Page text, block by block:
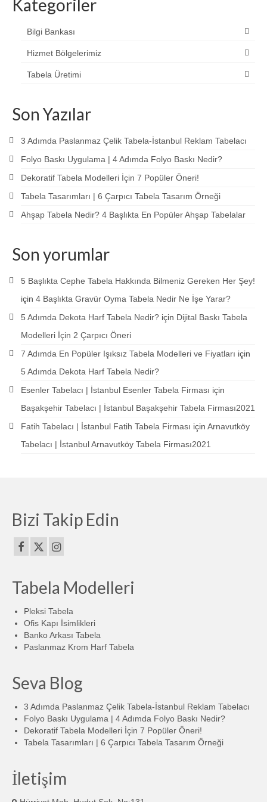
Kategoriler
Bilgi Bankası
Hizmet Bölgelerimiz
Tabela Üretimi
Son Yazılar
3 Adımda Paslanmaz Çelik Tabela-İstanbul Reklam Tabelacı
Folyo Baskı Uygulama | 4 Adımda Folyo Baskı Nedir?
Dekoratif Tabela Modelleri İçin 7 Popüler Öneri!
Tabela Tasarımları | 6 Çarpıcı Tabela Tasarım Örneği
Ahşap Tabela Nedir? 4 Başlıkta En Popüler Ahşap Tabelalar
Son yorumlar
5 Başlıkta Cephe Tabela Hakkında Bilmeniz Gereken Her Şey!
için 4 Başlıkta Gravür Oyma Tabela Nedir Ne İşe Yarar?
5 Adımda Dekota Harf Tabela Nedir? için Dijital Baskı Tabela
Modelleri İçin 2 Çarpıcı Öneri
7 Adımda En Popüler Işıksız Tabela Modelleri ve Fiyatları için
5 Adımda Dekota Harf Tabela Nedir?
Esenler Tabelacı | İstanbul Esenler Tabela Firması için
Başakşehir Tabelacı | İstanbul Başakşehir Tabela Firması2021
Fatih Tabelacı | İstanbul Fatih Tabela Firması için Arnavutköy
Tabelacı | İstanbul Arnavutköy Tabela Firması2021
Bizi Takip Edin
Tabela Modelleri
Pleksi Tabela
Ofis Kapı İsimlikleri
Banko Arkası Tabela
Paslanmaz Krom Harf Tabela
Seva Blog
3 Adımda Paslanmaz Çelik Tabela-İstanbul Reklam Tabelacı
Folyo Baskı Uygulama | 4 Adımda Folyo Baskı Nedir?
Dekoratif Tabela Modelleri İçin 7 Popüler Öneri!
Tabela Tasarımları | 6 Çarpıcı Tabela Tasarım Örneği
İletişim